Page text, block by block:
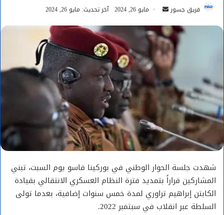
فريق جسور
أرسل
إلكترونيا
مايو 26, 2024 آخر تحديث: مايو 26, 2024
شهدت جلسة الحوار الوطني في بوركينا فاسو يوم السبت، تبني
المشاركين قراراً بتمديد فترة النظام العسكري الانتقالي بقيادة
الكابتن إبراهيم تراوري لمدة خمس سنوات إضافية، بعدما تولى
السلطة عبر انقلاب في سبتمبر 2022.